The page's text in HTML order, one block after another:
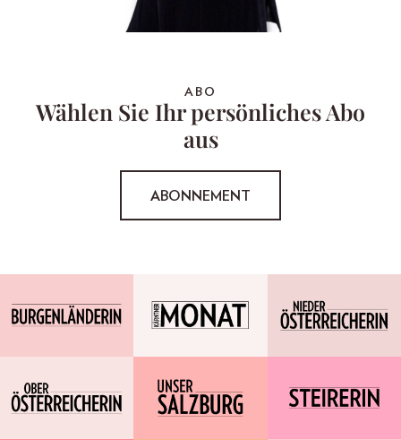
ABO
Wählen Sie Ihr persönliches Abo
aus
ABONNEMENT